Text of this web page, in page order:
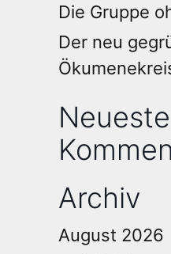
Die Gruppe
Der neu
Neueste
Archiv
August 2026